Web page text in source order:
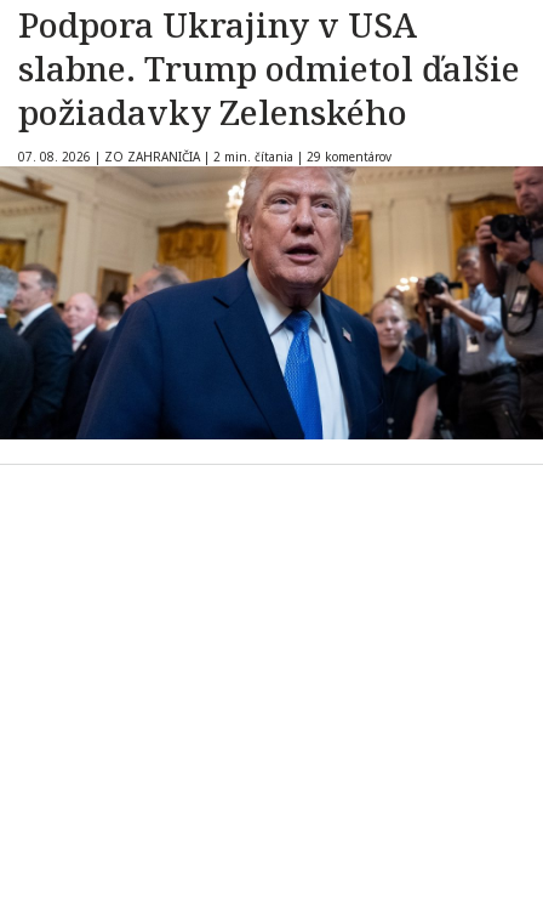
Podpora Ukrajiny v USA
slabne. Trump odmietol ďalšie
požiadavky Zelenského
07. 08. 2026 | ZO ZAHRANIČIA | 2 min. čítania | 29 komentárov